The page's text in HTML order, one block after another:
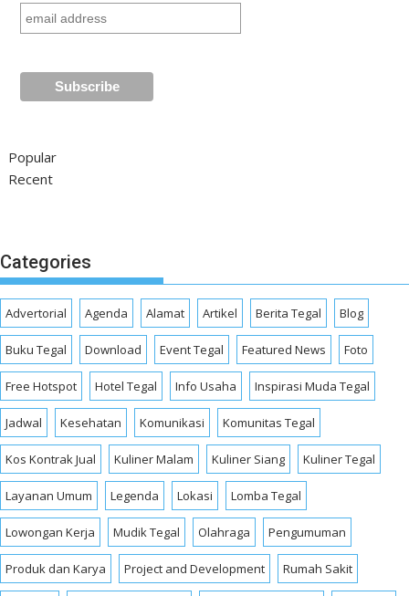
Popular
Recent
Categories
Advertorial Agenda Alamat Artikel Berita Tegal Blog
Buku Tegal Download Event Tegal Featured News Foto
Free Hotspot Hotel Tegal Info Usaha Inspirasi Muda Tegal
Jadwal Kesehatan Komunikasi Komunitas Tegal
Kos Kontrak Jual Kuliner Malam Kuliner Siang Kuliner Tegal
Layanan Umum Legenda Lokasi Lomba Tegal
Lowongan Kerja Mudik Tegal Olahraga Pengumuman
Produk dan Karya Project and Development Rumah Sakit